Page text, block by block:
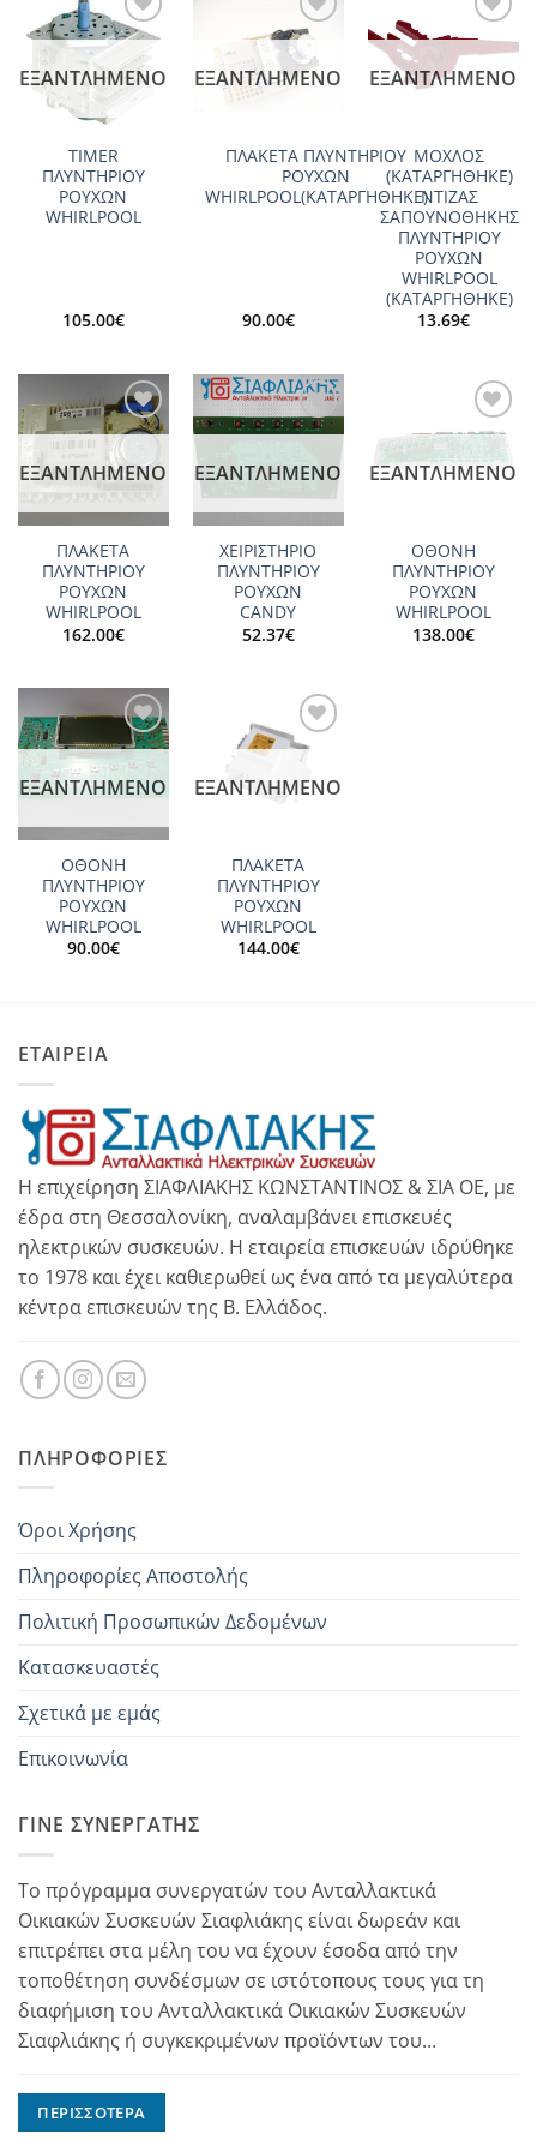
Add to
wishlist
ΕΞΑΝΤΛΗΜΈΝΟ
TIMER
ΠΛΥΝΤΗΡΙΟΥ
ΡΟΥΧΩΝ
WHIRLPOOL
105.00€
Add to
wishlist
ΕΞΑΝΤΛΗΜΈΝΟ
ΠΛΑΚΕΤΑ ΠΛΥΝΤΗΡΙΟΥ
ΡΟΥΧΩΝ
WHIRLPOOL(ΚΑΤΑΡΓΗΘΗΚΕ)
90.00€
Add to
wishlist
ΕΞΑΝΤΛΗΜΈΝΟ
ΜΟΧΛΟΣ
(ΚΑΤΑΡΓΗΘΗΚΕ)
ΝΤΙΖΑΣ
ΣΑΠΟΥΝΟΘΗΚΗΣ
ΠΛΥΝΤΗΡΙΟΥ
ΡΟΥΧΩΝ
WHIRLPOOL
(ΚΑΤΑΡΓΗΘΗΚΕ)
13.69€
Add to
wishlist
ΕΞΑΝΤΛΗΜΈΝΟ
ΠΛΑΚΕΤΑ
ΠΛΥΝΤΗΡΙΟΥ
ΡΟΥΧΩΝ
WHIRLPOOL
162.00€
Add to
ΕΞΑΝΤΛΗΜΈΝΟ
ΧΕΙΡΙΣΤΗΡΙΟ
ΠΛΥΝΤΗΡΙΟΥ
ΡΟΥΧΩΝ
CANDY
52.37€
Add to
ΕΞΑΝΤΛΗΜΈΝΟ
ΟΘΟΝΗ
ΠΛΥΝΤΗΡΙΟΥ
ΡΟΥΧΩΝ
WHIRLPOOL
138.00€
Add to
wishlist
ΕΞΑΝΤΛΗΜΈΝΟ
ΟΘΟΝΗ
ΠΛΥΝΤΗΡΙΟΥ
ΡΟΥΧΩΝ
WHIRLPOOL
90.00€
Add to
ΕΞΑΝΤΛΗΜΈΝΟ
ΠΛΑΚΕΤΑ
ΠΛΥΝΤΗΡΙΟΥ
ΡΟΥΧΩΝ
WHIRLPOOL
144.00€
ΕΤΑΙΡΕΙΑ
Η επιχείρηση ΣΙΑΦΛΙΑΚΗΣ ΚΩΝΣΤΑΝΤΙΝΟΣ & ΣΙΑ ΟΕ, με
έδρα στη Θεσσαλονίκη, αναλαμβάνει επισκευές
ηλεκτρικών συσκευών. Η εταιρεία επισκευών ιδρύθηκε
το 1978 και έχει καθιερωθεί ως ένα από τα μεγαλύτερα
κέντρα επισκευών της Β. Ελλάδος.
ΠΛΗΡΟΦΟΡΊΕΣ
Όροι Χρήσης
Πληροφορίες Αποστολής
Πολιτική Προσωπικών Δεδομένων
Κατασκευαστές
Σχετικά με εμάς
Επικοινωνία
ΓΊΝΕ ΣΥΝΕΡΓΆΤΗΣ
Το πρόγραμμα συνεργατών του Ανταλλακτικά
Οικιακών Συσκευών Σιαφλιάκης είναι δωρεάν και
επιτρέπει στα μέλη του να έχουν έσοδα από την
τοποθέτηση συνδέσμων σε ιστότοπους τους για τη
διαφήμιση του Ανταλλακτικά Οικιακών Συσκευών
Σιαφλιάκης ή συγκεκριμένων προϊόντων του...
ΠΕΡΙΣΣΌΤΕΡΑ